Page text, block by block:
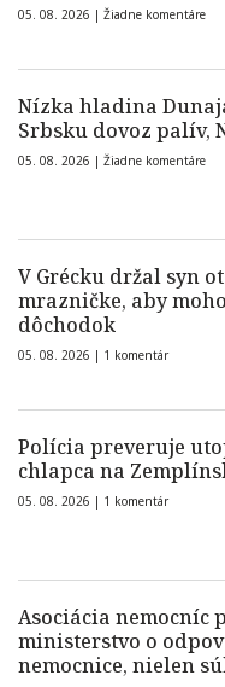
05. 08. 2026 | Žiadne komentáre
Nízka hladina
Srbsku dovoz palív,
05. 08. 2026 | Žiadne komentáre
V Grécku držal syn
mrazničke, aby
dôchodok
05. 08. 2026 | 1 komentár
Polícia preveruje
chlapca na
05. 08. 2026 | 1 komentár
Asociácia nemocníc
ministerstvo o
nemocnice, nielen